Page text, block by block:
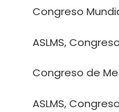
Congreso
ASLMS,
Congreso de
ASLMS,